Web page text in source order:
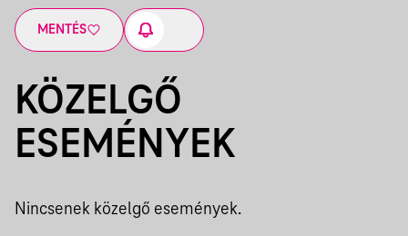
MENTÉS
KÖZELGŐ
ESEMÉNYEK
Nincsenek közelgő események.